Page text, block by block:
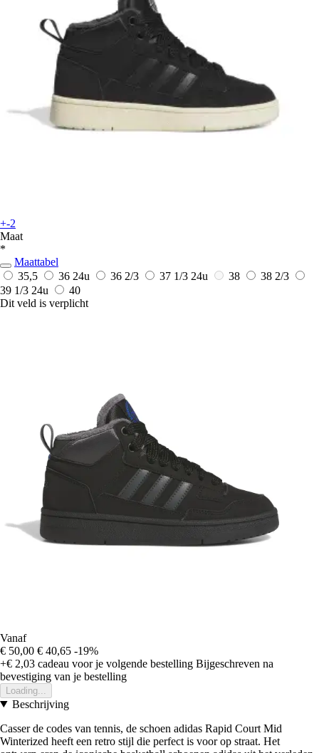
+-2
Maat
*
Maattabel
35,5
36 24u 36 2/3 37 1/3 24u 38
38 2/3
39 1/3 24u
40
Dit veld is verplicht
Vanaf
€ 50,00 € 40,65 -19%
+€ 2,03 cadeau voor je volgende bestelling Bijgeschreven na
bevestiging van je bestelling
Loading...
Beschrijving
Casser de codes van tennis, de schoen adidas Rapid Court Mid
Winterized heeft een retro stijl die perfect is voor op straat. Het